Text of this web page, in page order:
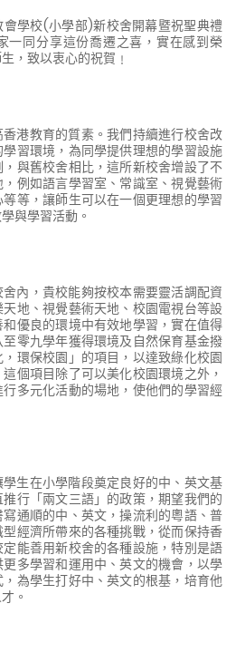
會學校(小學部)新校舍開幕暨祝聖典禮
一同分享這份喬遷之喜，實在感到榮
，致以衷心的祝賀﹗
港教育的質素。我們持續進行校舍改
習環境，為同學提供理想的學習設施
與舊校舍相比，這所新校舍增設了不
例如語言學習室、常識室、視覺藝術
等，讓師生可以在一個更理想的學習
與學習活動。
內，貴校能夠按校本需要靈活調配資
地、視覺藝術天地、校園電視台等設
優良的環境中有效地學習，實在值得
零九學年獲得環境及自然保育基金撥
環保校園」的項目，以達致綠化校園
個項目除了可以美化校園環境之外，
多元化活動的場地，使他們的學習經
生在小學階段奠定良好的中、英文基
行「兩文三語」的政策，期望我們的
通順的中、英文，操流利的粵語、普
經濟所帶來的各種挑戰，從而保持香
能善用新校舍的各種設施，特別是語
多學習和運用中、英文的機會，以學
為學生打好中、英文的根基，培育他
。